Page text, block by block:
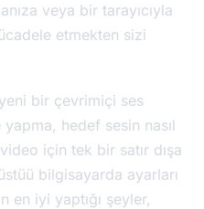
veya bir tarayıcıyla
etmekten sizi
bir çevrimiçi ses
hedef sesin nasıl
için tek bir satır dışa
bilgisayarda ayarları
en iyi yaptığı şeyler,